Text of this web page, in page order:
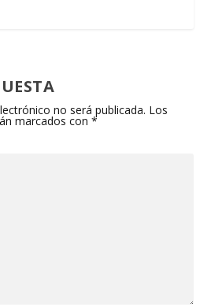
no será publicada. Los
marcados con*